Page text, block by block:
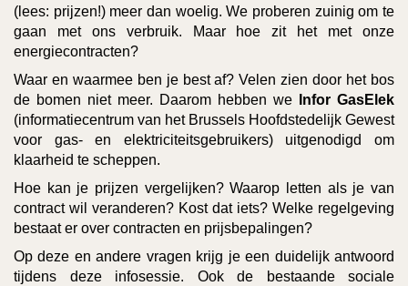
(lees: prijzen!) meer dan woelig. We proberen zuinig om te
gaan met ons verbruik. Maar hoe zit het met onze
energiecontracten?
Waar en waarmee ben je best af? Velen zien door het bos
de bomen niet meer. Daarom hebben we
Infor GasElek
(informatiecentrum van het Brussels Hoofdstedelijk Gewest
voor gas- en elektriciteitsgebruikers) uitgenodigd om
klaarheid te scheppen.
Hoe kan je prijzen vergelijken? Waarop letten als je van
contract wil veranderen? Kost dat iets? Welke regelgeving
bestaat er over contracten en prijsbepalingen?
Op deze en andere vragen krijg je een duidelijk antwoord
tijdens deze infosessie. Ook de bestaande sociale